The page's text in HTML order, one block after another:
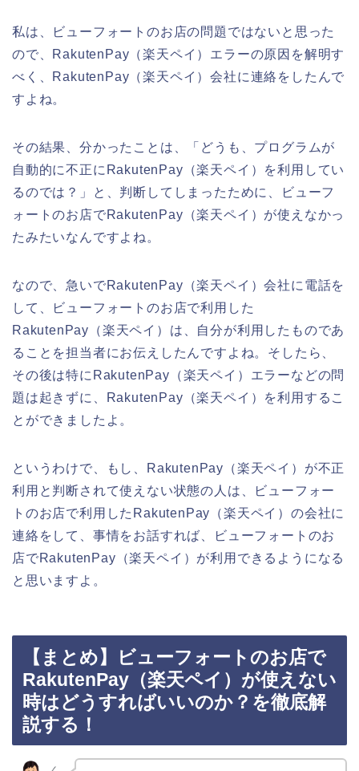
私は、ビューフォートのお店の問題ではないと思った
ので、RakutenPay（楽天ペイ）エラーの原因を解明す
べく、RakutenPay（楽天ペイ）会社に連絡をしたんで
すよね。
その結果、分かったことは、「どうも、プログラムが
自動的に不正にRakutenPay（楽天ペイ）を利用してい
るのでは？」と、判断してしまったために、ビューフ
ォートのお店でRakutenPay（楽天ペイ）が使えなかっ
たみたいなんですよね。
なので、急いでRakutenPay（楽天ペイ）会社に電話を
して、ビューフォートのお店で利用した
RakutenPay（楽天ペイ）は、自分が利用したものであ
ることを担当者にお伝えしたんですよね。そしたら、
その後は特にRakutenPay（楽天ペイ）エラーなどの問
題は起きずに、RakutenPay（楽天ペイ）を利用するこ
とができましたよ。
というわけで、もし、RakutenPay（楽天ペイ）が不正
利用と判断されて使えない状態の人は、ビューフォー
トのお店で利用したRakutenPay（楽天ペイ）の会社に
連絡をして、事情をお話すれば、ビューフォートのお
店でRakutenPay（楽天ペイ）が利用できるようになる
と思いますよ。
【まとめ】ビューフォートのお店で
RakutenPay（楽天ペイ）が使えない
時はどうすればいいのか？を徹底解
説する！